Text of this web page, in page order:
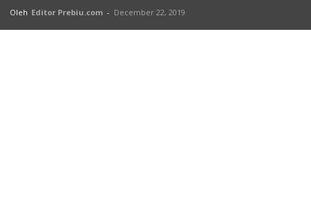
Oleh Editor Prebiu.com - December 22, 2019